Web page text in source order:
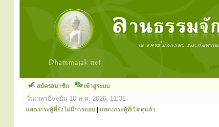
สมัครสมาชิก เข้าสู่ระบบ
วันเวลาปัจจุบัน 10 ส.ค. 2026, 11:31
แสดงกระทู้ที่ยังไม่มีการตอบ แสดงกระทู้ที่เปิดดูแล้ว